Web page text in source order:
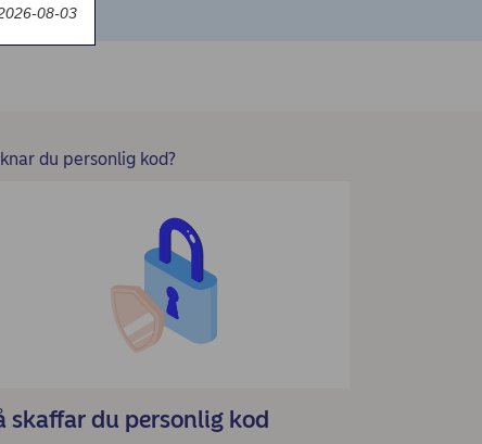
du personlig kod?
skaffar du personlig kod
08-03